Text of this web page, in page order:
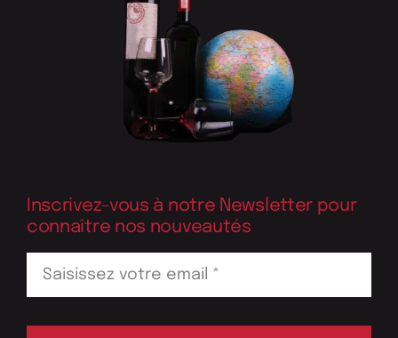
Inscrivez-vous à notre Newsletter pour
connaître nos nouveautés